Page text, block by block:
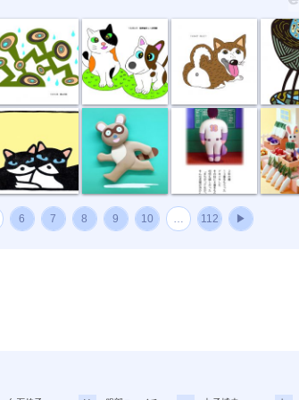
孵化
ホントのキモチ ウサギ
6 7 8 9 10 … 112 ▶